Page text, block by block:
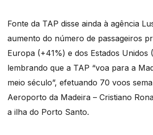
Fonte da TAP disse ainda à agência
aumento do número de passageiros
Europa (+41%) e dos Estados Unidos
lembrando que a TAP “voa para a
meio século”, efetuando 70 voos
Aeroporto da Madeira – Cristiano
a ilha do Porto Santo.